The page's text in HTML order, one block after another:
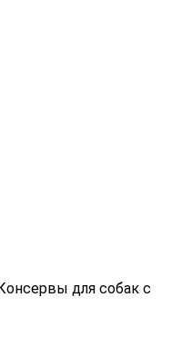
для собак с